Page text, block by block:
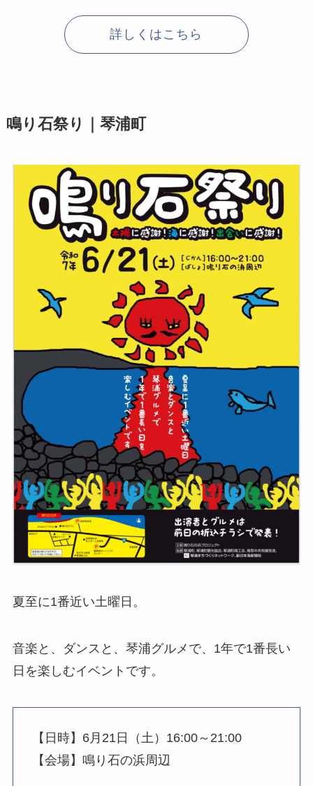
詳しくはこちら
鳴り石祭り｜琴浦町
夏至に1番近い土曜日。
音楽と、ダンスと、琴浦グルメで、1年で1番長い
日を楽しむイベントです。
【日時】6月21日（土）16:00～21:00
【会場】鳴り石の浜周辺